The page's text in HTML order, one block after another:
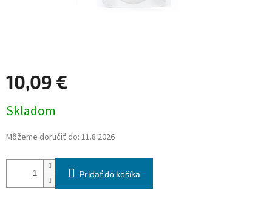
10,09 €
cena:
Skladom
Môžeme doručiť do: 11.8.2026
Pridať do košíka